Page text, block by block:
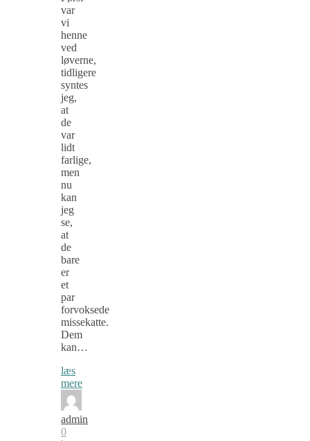
var
vi
henne
ved
løverne,
tidligere
syntes
jeg,
at
de
var
lidt
farlige,
men
nu
kan
jeg
se,
at
de
bare
er
et
par
forvoksede
missekatte.
Dem
kan…
læs
mere
admin
0